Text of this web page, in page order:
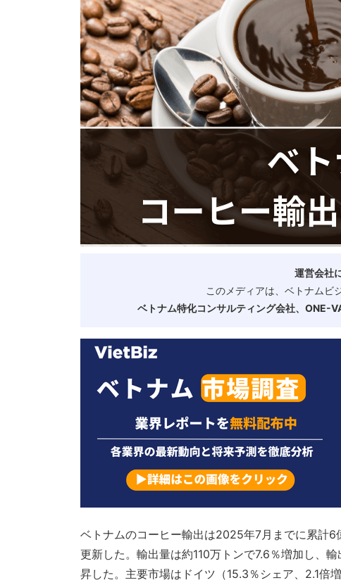
ベトナム進出
会社設立
外資規制
財務・会計
税制
補助金・助成金
ベトナムで働く・仕事
運営会社
このメディアは、ベトナムビ
ベトナム特化コンサルティング会社、ONE-
ベトナムのコーヒー輸出は2025年7月までに累計
更新した。輸出量は約110万トンで7.6％増加し、
昇した。主要市場はドイツ（15.3％シェア、2.1倍